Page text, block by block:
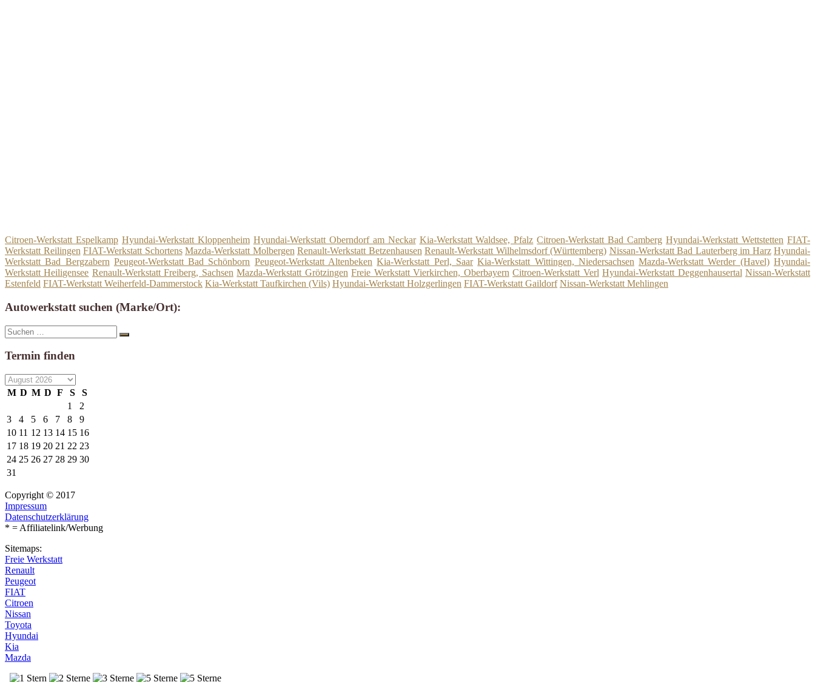
Citroen-Werkstatt Espelkamp Hyundai-Werkstatt Kloppenheim Hyundai-Werkstatt Oberndorf am Neckar Kia-Werkstatt Waldsee, Pfalz Citroen-Werkstatt Bad Camberg Hyundai-Werkstatt Wettstetten FIAT-
Werkstatt Reilingen FIAT-Werkstatt Schortens Mazda-Werkstatt Molbergen Renault-Werkstatt Betzenhausen Renault-Werkstatt Wilhelmsdorf (Württemberg) Nissan-Werkstatt Bad Lauterberg im Harz Hyundai-
Werkstatt Bad Bergzabern Peugeot-Werkstatt Bad Schönborn Peugeot-Werkstatt Altenbeken Kia-Werkstatt Perl, Saar Kia-Werkstatt Wittingen, Niedersachsen Mazda-Werkstatt Werder (Havel) Hyundai-
Werkstatt Heiligensee Renault-Werkstatt Freiberg, Sachsen Mazda-Werkstatt Grötzingen Freie Werkstatt Vierkirchen, Oberbayern Citroen-Werkstatt Verl Hyundai-Werkstatt Deggenhausertal Nissan-Werkstatt
Estenfeld FIAT-Werkstatt Weiherfeld-Dammerstock Kia-Werkstatt Taufkirchen (Vils) Hyundai-Werkstatt Holzgerlingen FIAT-Werkstatt Gaildorf Nissan-Werkstatt Mehlingen
Autowerkstatt suchen (Marke/Ort):
Suche
nach:
Suchen
Termin finden
M D M D F S
S
1
2
3
4 5 6 7 8
9
10 11 12 13 14 15 16
17 18 19 20 21 22 23
24 25 26 27 28 29 30
31
Copyright © 2017
Impressum
Datenschutzerklärung
* = Affiliatelink/Werbung
Sitemaps:
Freie Werkstatt
Renault
Peugeot
FIAT
Citroen
Nissan
Toyota
Hyundai
Kia
Mazda